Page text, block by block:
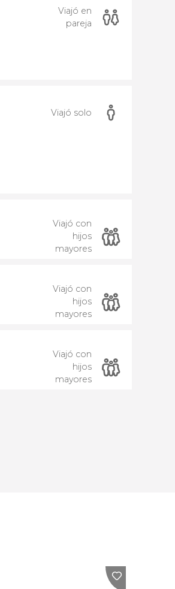
Viajó en
pareja
Viajó solo
Viajó con
hijos
mayores
Viajó con
hijos
mayores
Viajó con
hijos
mayores